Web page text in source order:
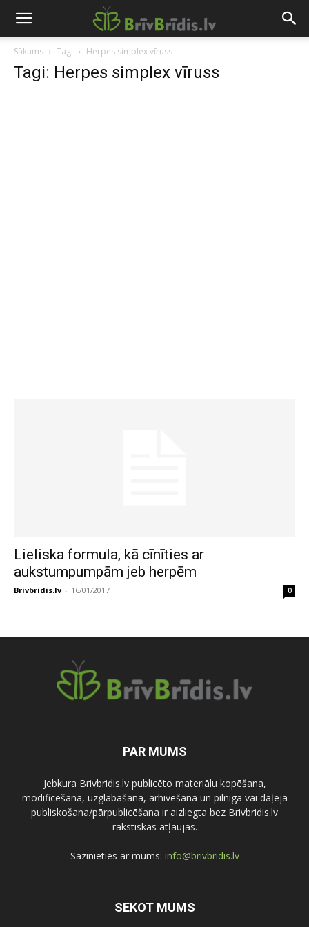
Sākums Tagi Herpes simplex vīruss
Tagi: Herpes simplex vīruss
Lieliska formula, kā cīnīties ar
aukstumpumpām jeb herpēm
Brivbridis.lv - 16/01/2017 0
PAR MUMS
Jebkura Brivbridis.lv publicēto materiālu kopēšana,
modificēšana, uzglabāšana, arhivēšana un pilnīga vai daļēja
publiskošana/pārpublicēšana ir aizliegta bez Brivbridis.lv
rakstiskas atļaujas.
Sazinieties ar mums: info@brivbridis.lv
SEKOT MUMS